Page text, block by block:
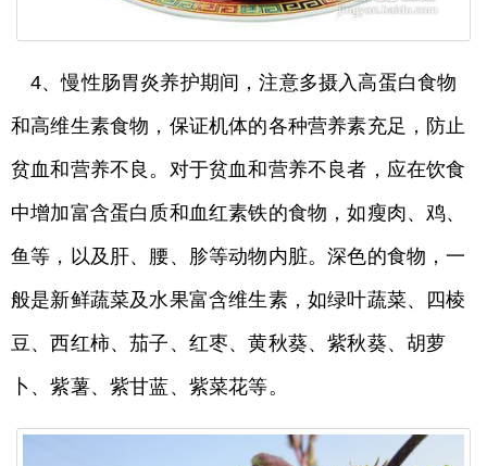
4、慢性肠胃炎养护期间，注意多摄入高蛋白食物
和高维生素食物，保证机体的各种营养素充足，防止
贫血和营养不良。对于贫血和营养不良者，应在饮食
中增加富含蛋白质和血红素铁的食物，如瘦肉、鸡、
鱼等，以及肝、腰、胗等动物内脏。深色的食物，一
般是新鲜蔬菜及水果富含维生素，如绿叶蔬菜、四棱
豆、西红柿、茄子、红枣、黄秋葵、紫秋葵、胡萝
卜、紫薯、紫甘蓝、紫菜花等。